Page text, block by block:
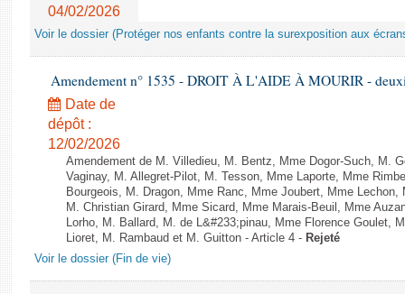
04/02/2026
Voir le dossier (Protéger nos enfants contre la surexposition aux
Amendement n° 1535 - DROIT À L'AIDE À MOURIR -
Date de
dépôt :
12/02/2026
Amendement de M. Villedieu, M. Bentz, Mme Dogor-Such, M.
Vaginay, M. Allegret-Pilot, M. Tesson, Mme Laporte, Mme
Bourgeois, M. Dragon, Mme Ranc, Mme Joubert, Mme
M. Christian Girard, Mme Sicard, Mme Marais-Beuil, Mme
Lorho, M. Ballard, M. de L&#233;pinau, Mme Florence Goulet,
Lioret, M. Rambaud et M. Guitton - Article 4 - Rejeté
Voir le dossier (Fin de vie)